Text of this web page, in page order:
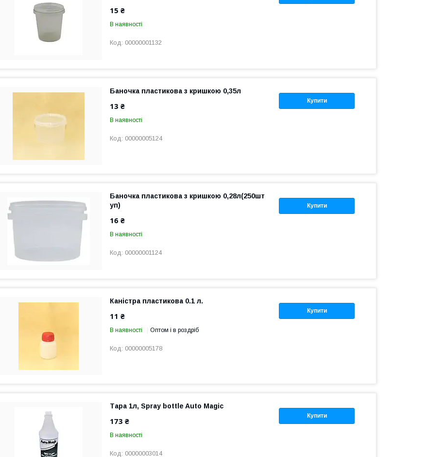
15 ₴
В наявності
00000001132
Купити
Баночка пластикова з кришкою 0,35л
13 ₴
В наявності
00000005124
Купити
Баночка пластикова з кришкою 0,28л(250шт
уп)
16 ₴
В наявності
00000001124
Купити
Каністра пластикова 0.1 л.
11 ₴
В наявності Оптом і в роздріб
00000005178
Купити
Тара 1л, Spray bottle Auto Magic
173 ₴
В наявності
00000003014